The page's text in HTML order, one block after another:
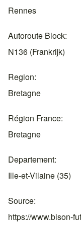
Rennes
Autoroute Block
N136 (Frankrijk)
Region
Bretagne
Région France
Bretagne
Departement
Ille-et-Vilaine (35)
Source
https://www.bison-